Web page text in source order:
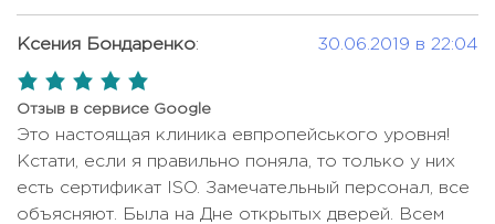
Ксения Бондаренко: 30.06.2019 в 22:04
5,0
rating
Отзыв в сервисе Google
Это настоящая клиника евпропейського уровня!
Кстати, если я правильно поняла, то только у них
есть сертификат ISO. Замечательный персонал, все
объясняют. Была на Дне открытых дверей. Всем